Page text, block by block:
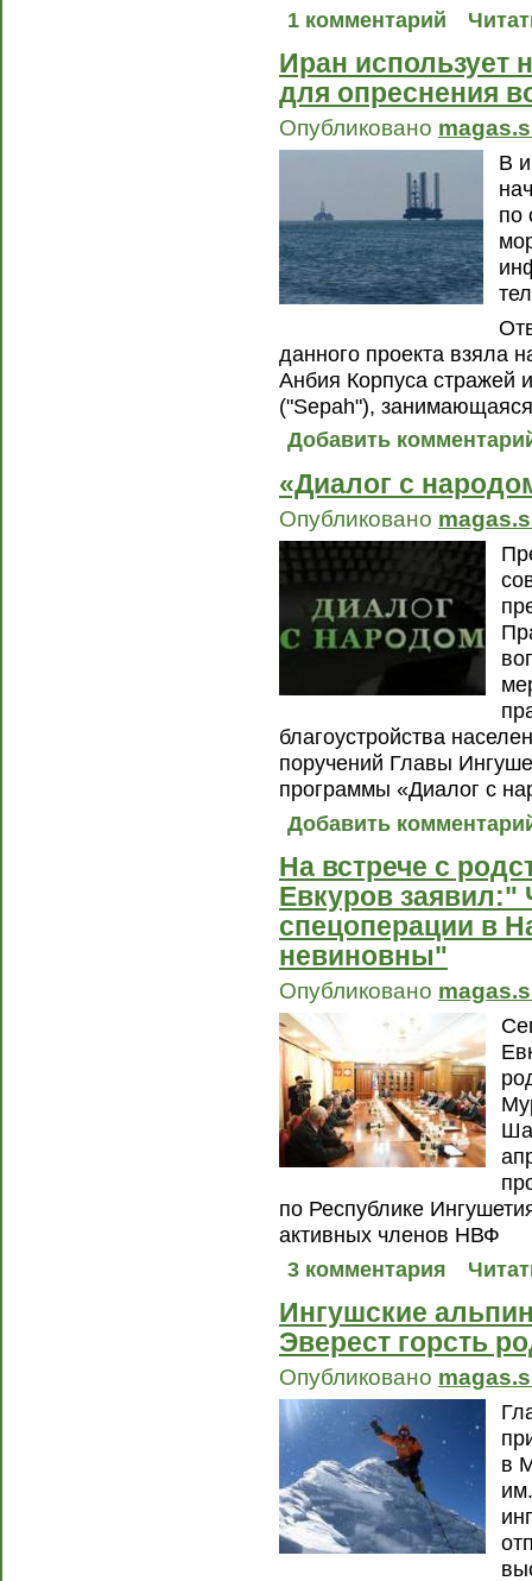
1 комментарий
Иран использует
для опреснения
Опубликовано
В
по
данного проекта взяла
Анбия Корпуса стражей
("Sepah"),
Добавить
«Диалог с
Опубликовано
благоустройства
поручений Главы
программы «Диалог с
Добавить
На встрече с
Евкуров заявил:"
спецоперации в
невиновны"
Опубликовано
по Республике
активных членов НВФ
3 комментария
Ингушские
Эверест горсть
Опубликовано
в